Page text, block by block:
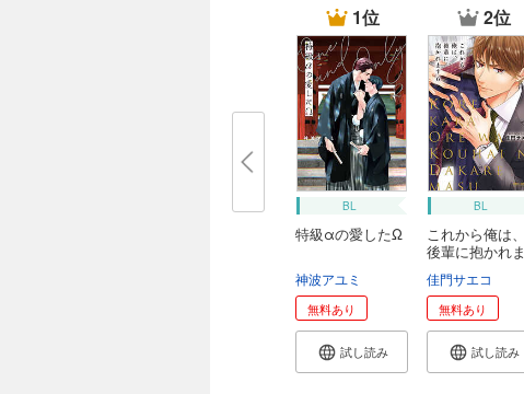
1位
BL
特級αの愛したΩ
神波アユミ
無料あり
試し読み
2位
BL
これから俺は、
後輩に抱かれま
佳門サエコ
無料あり
試し読み